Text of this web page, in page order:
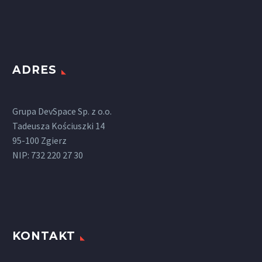
ADRES
Grupa DevSpace Sp. z o.o.
Tadeusza Kościuszki 14
95-100 Zgierz
NIP: 732 220 27 30
KONTAKT